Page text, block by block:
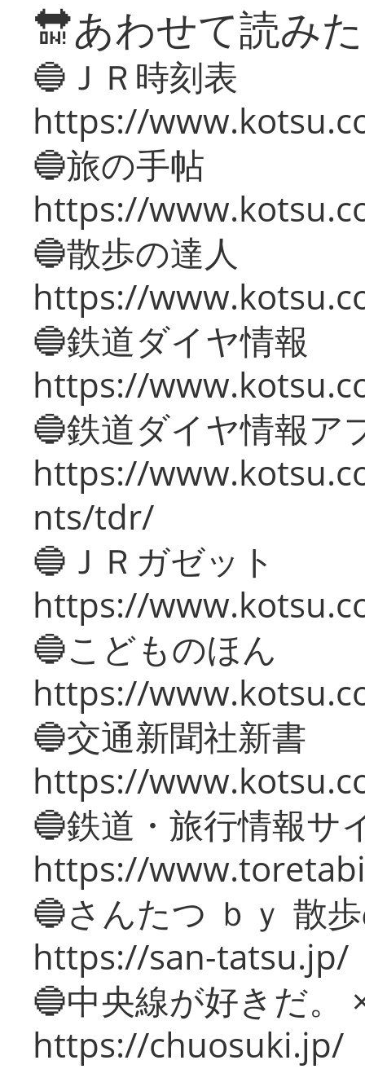
🔛あわせて読み
🔵ＪＲ時刻表
https://
🔵旅の手帖
https://
🔵散歩の達人
https://
🔵鉄道ダイヤ情報
https://
🔵鉄道ダイヤ情報ア
https://
nts/tdr/
🔵ＪＲガゼット
https://
🔵こどものほん
https://
🔵交通新聞社新書
https://
🔵鉄道・旅行情報サ
https://
🔵さんたつ ｂｙ 散
https://san-tatsu.jp/
🔵中央線が好きだ。
https://chuosuki.jp/